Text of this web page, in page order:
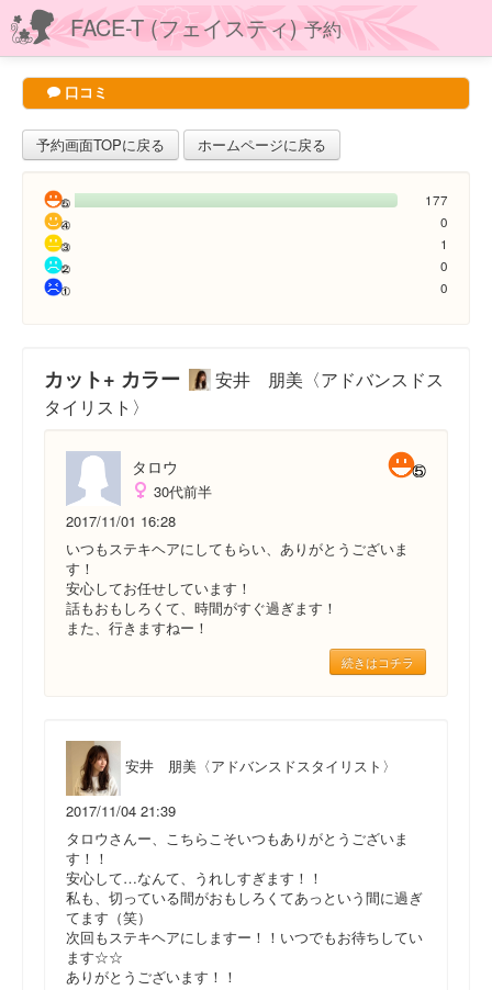
FACE-T (フェイスティ)予約
口コミ
予約画面TOPに戻る ホームページに戻る
177
0
1
0
0
カット+ カラー
安井 朋美〈アドバンスドス
タイリスト〉
タロウ
30代前半
2017/11/01 16:28
いつもステキヘアにしてもらい、ありがとうございま
す！
安心してお任せしています！
話もおもしろくて、時間がすぐ過ぎます！
また、行きますねー！
続きはコチラ
安井 朋美〈アドバンスドスタイリスト〉
2017/11/04 21:39
タロウさんー、こちらこそいつもありがとうございま
す！！
安心して…なんて、うれしすぎます！！
私も、切っている間がおもしろくてあっという間に過ぎ
てます（笑）
次回もステキヘアにしますー！！いつでもお待ちしてい
ます☆☆
ありがとうございます！！